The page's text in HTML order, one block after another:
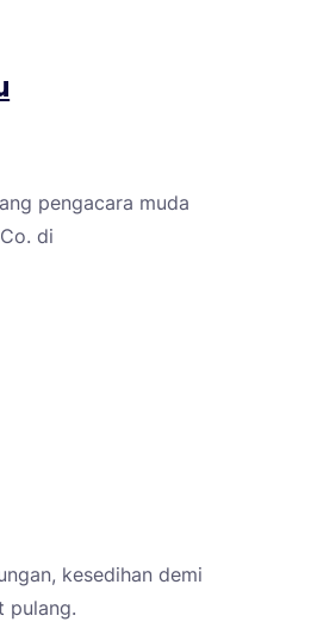
pengacara muda
di
kesedihan demi
pulang.